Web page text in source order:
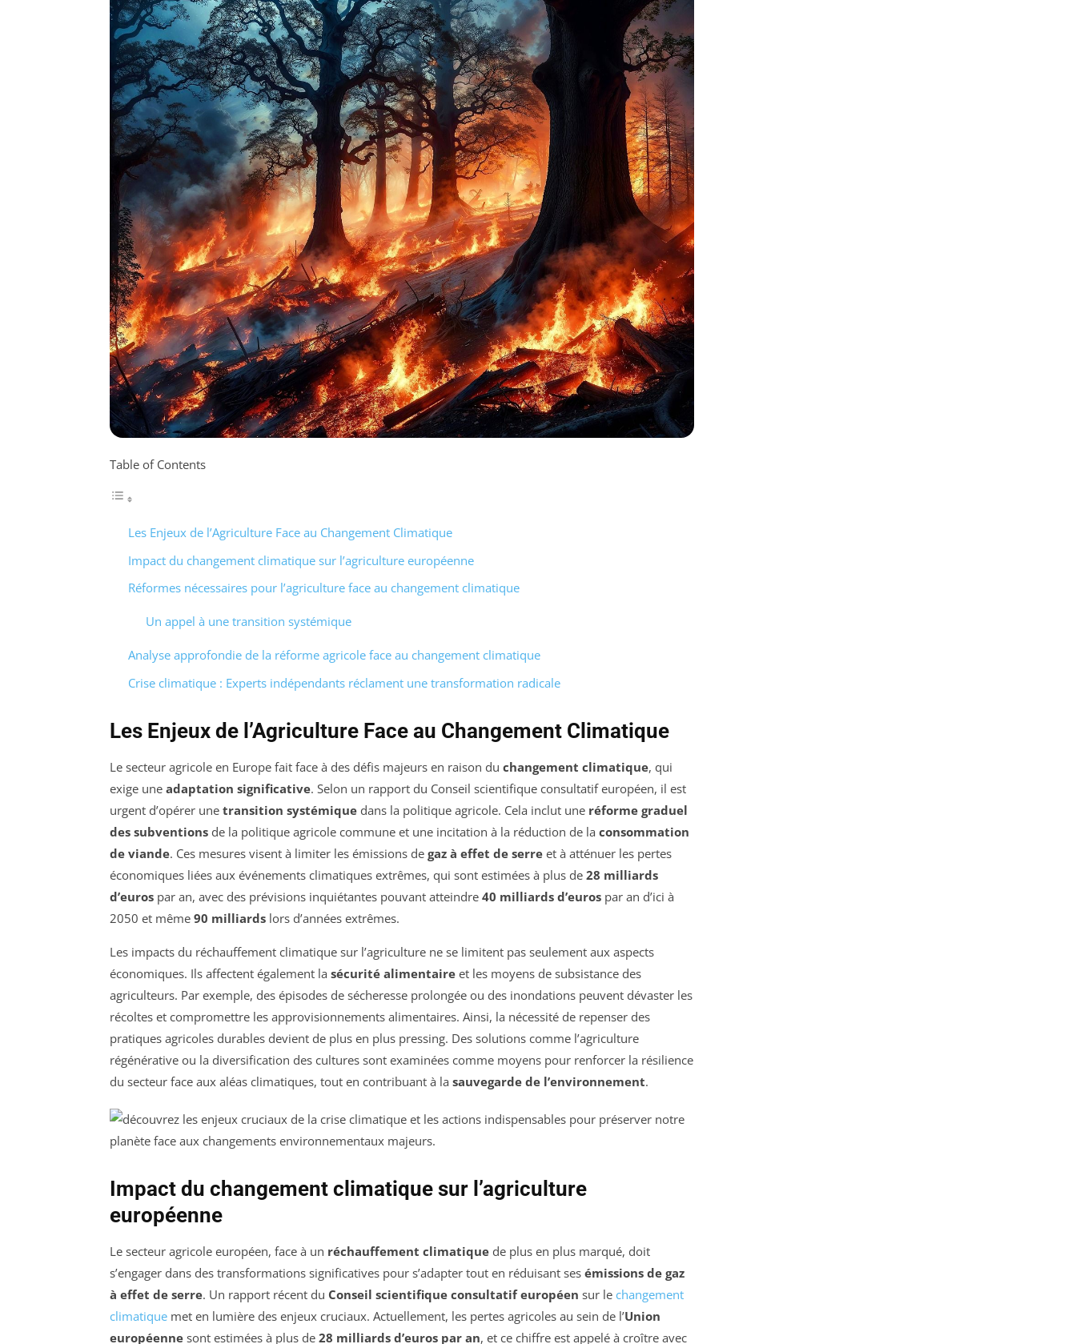
Table of Contents
Les Enjeux de l’Agriculture Face au Changement Climatique
Impact du changement climatique sur l’agriculture européenne
Réformes nécessaires pour l’agriculture face au changement climatique
Un appel à une transition systémique
Analyse approfondie de la réforme agricole face au changement climatique
Crise climatique : Experts indépendants réclament une transformation radicale
Les Enjeux de l’Agriculture Face au Changement Climatique
Le secteur agricole en Europe fait face à des défis majeurs en raison du changement climatique, qui
exige une adaptation significative. Selon un rapport du Conseil scientifique consultatif européen, il est
urgent d’opérer une transition systémique dans la politique agricole. Cela inclut une réforme graduel
des subventions de la politique agricole commune et une incitation à la réduction de la consommation
de viande. Ces mesures visent à limiter les émissions de gaz à effet de serre et à atténuer les pertes
économiques liées aux événements climatiques extrêmes, qui sont estimées à plus de 28 milliards
d’euros par an, avec des prévisions inquiétantes pouvant atteindre 40 milliards d’euros par an d’ici à
2050 et même 90 milliards lors d’années extrêmes.
Les impacts du réchauffement climatique sur l’agriculture ne se limitent pas seulement aux aspects
économiques. Ils affectent également la sécurité alimentaire et les moyens de subsistance des
agriculteurs. Par exemple, des épisodes de sécheresse prolongée ou des inondations peuvent dévaster les
récoltes et compromettre les approvisionnements alimentaires. Ainsi, la nécessité de repenser des
pratiques agricoles durables devient de plus en plus pressing. Des solutions comme l’agriculture
régénérative ou la diversification des cultures sont examinées comme moyens pour renforcer la résilience
du secteur face aux aléas climatiques, tout en contribuant à la sauvegarde de l’environnement.
Impact du changement climatique sur l’agriculture
européenne
Le secteur agricole européen, face à un réchauffement climatique de plus en plus marqué, doit
s’engager dans des transformations significatives pour s’adapter tout en réduisant ses émissions de gaz
à effet de serre. Un rapport récent du Conseil scientifique consultatif européen sur le changement
climatique met en lumière des enjeux cruciaux. Actuellement, les pertes agricoles au sein de l’Union
européenne sont estimées à plus de 28 milliards d’euros par an, et ce chiffre est appelé à croître avec